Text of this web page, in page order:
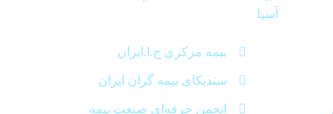
بیمه مرکزی ج.ا.ایران
سندیکای بیمه گران ایران
انجمن حرفه‌ای صنعت بیمه